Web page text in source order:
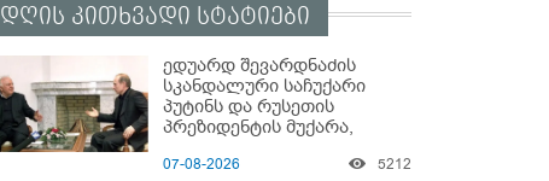
დღის კითხვადი სტატიები
ედუარდ შევარდნაძის
სკანდალური საჩუქარი
პუტინს და რუსეთის
პრეზიდენტის მუქარა,
აასრულა
07-08-2026 5212